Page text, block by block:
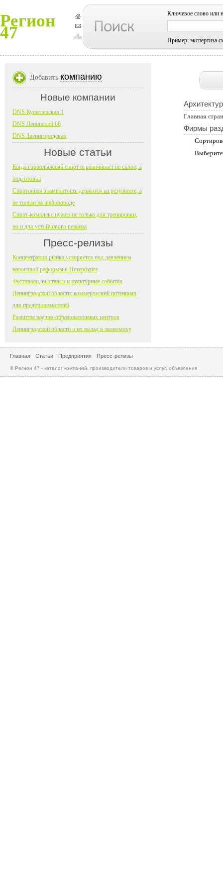
Регион
47
Ключевое слово или
Пример: экспертиза
Главная
Фирмы
Добавить компанию
Новые компании
DNS Кушелевская 1
DNS Ленинский 66
DNS Звенигородская
Новые статьи
Когда горнолыжный спорт ограничивает не склон, а
подготовка
Спортивная знаменитость держится на результате, а
не только на инфоповоде
Спорт-комплекс нужен не только для тренировки,
но и для устойчивого режима
Пресс-релизы
Концентрация рынка ускоряется под давлением
налоговой реформы в Петербурге
Фестивали, выставки и культурные события
Ленинградской области: коммерческий потенциал
для предпринимателей
Развитие научно-образовательных центров
Ленинградской области и их вклад в экономику
Главная Статьи Предприятия Пресс-релизы
© Регион 47 - каталог компаний, производители товаров и услуг, объявления